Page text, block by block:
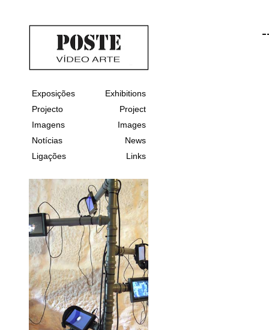
Exposições
Exhibitions
Projecto
Project
Imagens
Images
Notícias
News
Ligações
Links